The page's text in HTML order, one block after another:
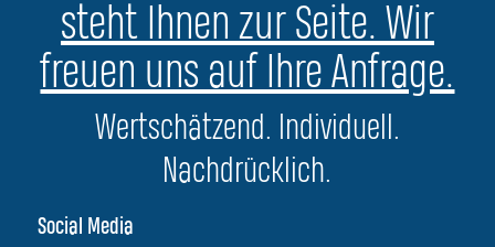
steht Ihnen zur Seite. Wir
freuen uns auf Ihre Anfrage.
Wertschätzend. Individuell.
Nachdrücklich.
Social Media